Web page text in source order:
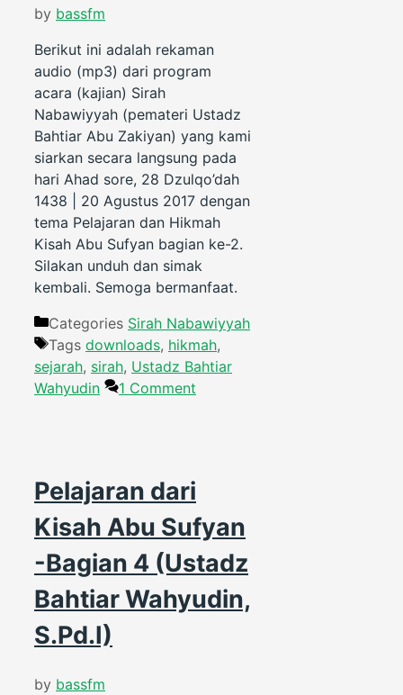
by bassfm
Berikut ini adalah rekaman
audio (mp3) dari program
acara (kajian) Sirah
Nabawiyyah (pemateri Ustadz
Bahtiar Abu Zakiyan) yang kami
siarkan secara langsung pada
hari Ahad sore, 28 Dzulqo’dah
1438 | 20 Agustus 2017 dengan
tema Pelajaran dan Hikmah
Kisah Abu Sufyan bagian ke-2.
Silakan unduh dan simak
kembali. Semoga bermanfaat.
Categories Sirah Nabawiyyah
Tags downloads, hikmah,
sejarah, sirah, Ustadz Bahtiar
Wahyudin
1 Comment
Pelajaran dari
Kisah Abu Sufyan
-Bagian 4 (Ustadz
Bahtiar Wahyudin,
S.Pd.I)
by bassfm